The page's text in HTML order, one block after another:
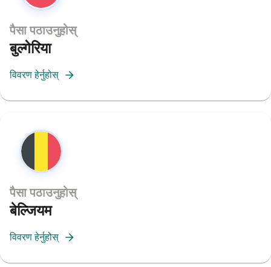
पैसा पठाउनुहोस्
बुल्गेरिया
विवरण हेर्नुहोस्
पैसा पठाउनुहोस्
बेल्जियम
विवरण हेर्नुहोस्